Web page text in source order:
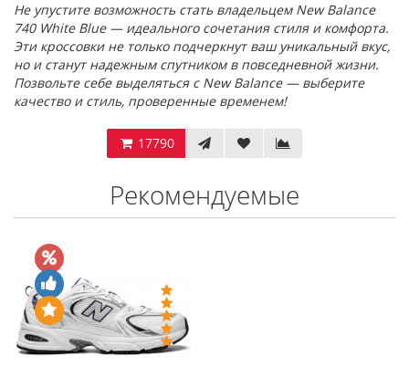
Не упустите возможность стать владельцем New Balance
740 White Blue — идеального сочетания стиля и комфорта.
Эти кроссовки не только подчеркнут ваш уникальный вкус,
но и станут надежным спутником в повседневной жизни.
Позвольте себе выделяться с New Balance — выберите
качество и стиль, проверенные временем!
17790
Рекомендуемые